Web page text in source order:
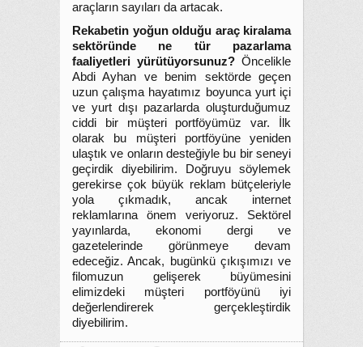
araçların sayıları da artacak.
Rekabetin yoğun olduğu araç kiralama
sektöründe ne tür pazarlama
faaliyetleri yürütüyorsunuz? Öncelikle
Abdi Ayhan ve benim sektörde geçen
uzun çalışma hayatımız boyunca yurt içi
ve yurt dışı pazarlarda oluşturduğumuz
ciddi bir müşteri portföyümüz var. İlk
olarak bu müşteri portföyüne yeniden
ulaştık ve onların desteğiyle bu bir seneyi
geçirdik diyebilirim. Doğruyu söylemek
gerekirse çok büyük reklam bütçeleriyle
yola çıkmadık, ancak internet
reklamlarına önem veriyoruz. Sektörel
yayınlarda, ekonomi dergi ve
gazetelerinde görünmeye devam
edeceğiz. Ancak, bugünkü çıkışımızı ve
filomuzun gelişerek büyümesini
elimizdeki müşteri portföyünü iyi
değerlendirerek gerçekleştirdik
diyebilirim.